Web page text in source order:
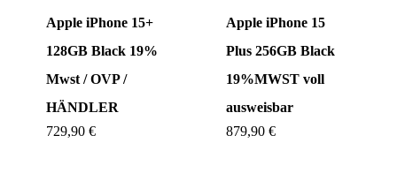
Apple iPhone 15+
128GB Black 19%
Mwst / OVP /
HÄNDLER
729,90€
Apple iPhone 15
Plus 256GB Black
19%MWST voll
ausweisbar
879,90€